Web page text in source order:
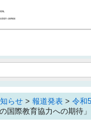
らせ > 報道発表 > 令和
国際教育協力への期待